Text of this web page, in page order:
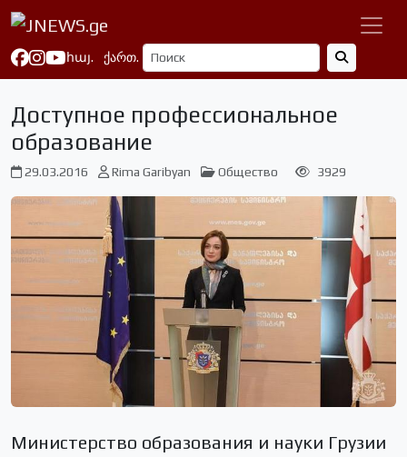
հայ. ქართ.
Доступное профессиональное
образование
29.03.2016 Rima Garibyan Общество 3929
Министерство образования и науки Грузии